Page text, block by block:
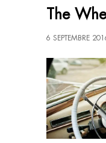
The
6 SEPTEMBRE